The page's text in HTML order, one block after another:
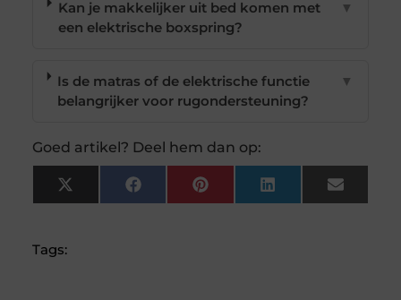
Kan je makkelijker uit bed komen met
een elektrische boxspring?
▼
Is de matras of de elektrische functie
belangrijker voor rugondersteuning?
▼
Goed artikel? Deel hem dan op:
X
(Twitter)
FacebookPinterest LinkedIn Email
Tags: